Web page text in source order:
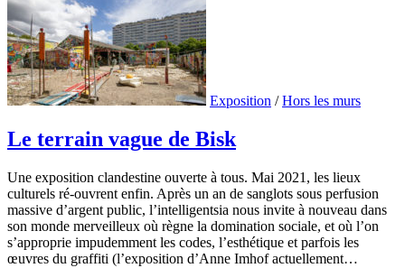
Exposition /Hors les murs
Le terrain vague de Bisk
Une exposition clandestine ouverte à tous. Mai 2021, les lieux
culturels ré-ouvrent enfin. Après un an de sanglots sous perfusion
massive d’argent public, l’intelligentsia nous invite à nouveau dans
son monde merveilleux où règne la domination sociale, et où l’on
s’approprie impudemment les codes, l’esthétique et parfois les
œuvres du graffiti (l’exposition d’Anne Imhof actuellement…